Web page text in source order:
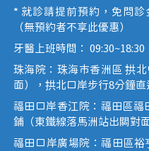
* 就診請提前預約，免問
（無預約者不享此優惠）
牙醫上班時間：
珠海院：珠海市香洲區 拱
面），拱北口岸步行8分鐘直
福田口岸香江院：福田區福
鋪（東鐵線落馬洲站出關對面
福田口岸廣場院：福田區